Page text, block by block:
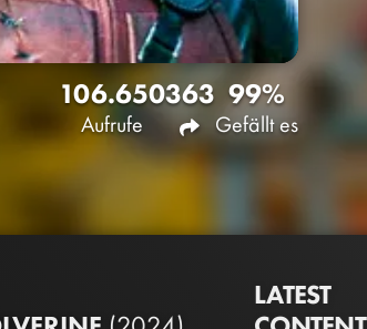
106.650
Aufrufe
363 99%
Gefällt es
LATEST